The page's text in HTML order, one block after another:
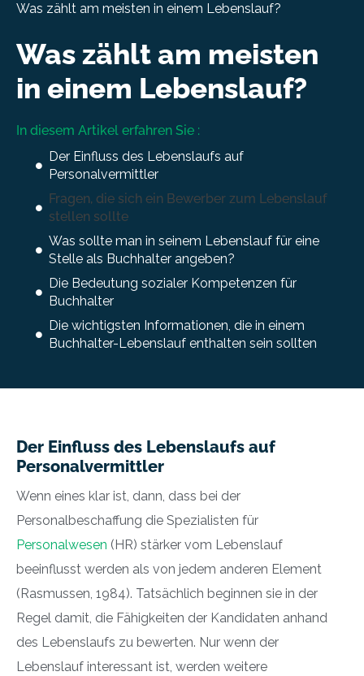
Was zählt am meisten in einem Lebenslauf?
Was zählt am meisten
in einem Lebenslauf?
In diesem Artikel erfahren Sie :
Der Einfluss des Lebenslaufs auf
Personalvermittler
Fragen, die sich ein Bewerber zum Lebenslauf
stellen sollte
Was sollte man in seinem Lebenslauf für eine
Stelle als Buchhalter angeben?
Die Bedeutung sozialer Kompetenzen für
Buchhalter
Die wichtigsten Informationen, die in einem
Buchhalter-Lebenslauf enthalten sein sollten
Der Einfluss des Lebenslaufs auf
Personalvermittler
Wenn eines klar ist, dann, dass bei der
Personalbeschaffung die Spezialisten für
Personalwesen (HR) stärker vom Lebenslauf
beeinflusst werden als von jedem anderen Element
(Rasmussen, 1984). Tatsächlich beginnen sie in der
Regel damit, die Fähigkeiten der Kandidaten anhand
des Lebenslaufs zu bewerten. Nur wenn der
Lebenslauf interessant ist, werden weitere